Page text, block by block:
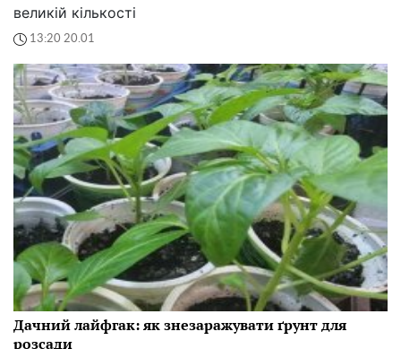
великій кількості
13:20 20.01
Дачний лайфгак: як знезаражувати ґрунт для
розсади